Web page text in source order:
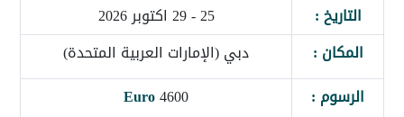
التاريخ :
25 - 29 اكتوبر 2026
المكان :
دبي (الإمارات العربية المتحدة)
الرسوم :
4600
Euro